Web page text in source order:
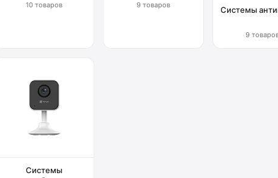
10 товаров 9 товаров Системы
9
Системы